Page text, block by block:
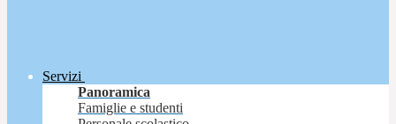
Servizi
Panoramica
Famiglie e studenti